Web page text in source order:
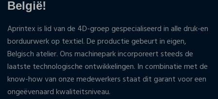
België!
Aprintex is lid van de 4D-groep gespecialiseerd in alle druk-en
borduurwerk op textiel. De productie gebeurt in eigen,
Belgisch atelier. Ons machinepark incorporeert steeds de
laatste technologische ontwikkelingen. In combinatie met de
know-how van onze medewerkers staat dit garant voor een
ongeëvenaard kwaliteitsniveau.